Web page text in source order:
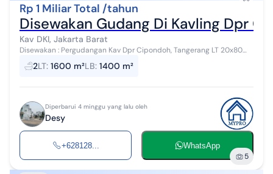
Rp 1 Miliar Total /tahun
Disewakan Gudang Di Kavling Dpr
Kav DKI, Jakarta Barat
Disewakan : Pergudangan Kav Dpr Cipondoh, Tangerang LT 20x80
Gsb 12m Lantai cor K450 Hangar cor K350 33000 Genset 100kva
akses kontener ada tamb...
2LT: 1600 m²LB: 1400 m²
Diperbarui 4 minggu yang lalu oleh
Desy
+628128... WhatsApp
5